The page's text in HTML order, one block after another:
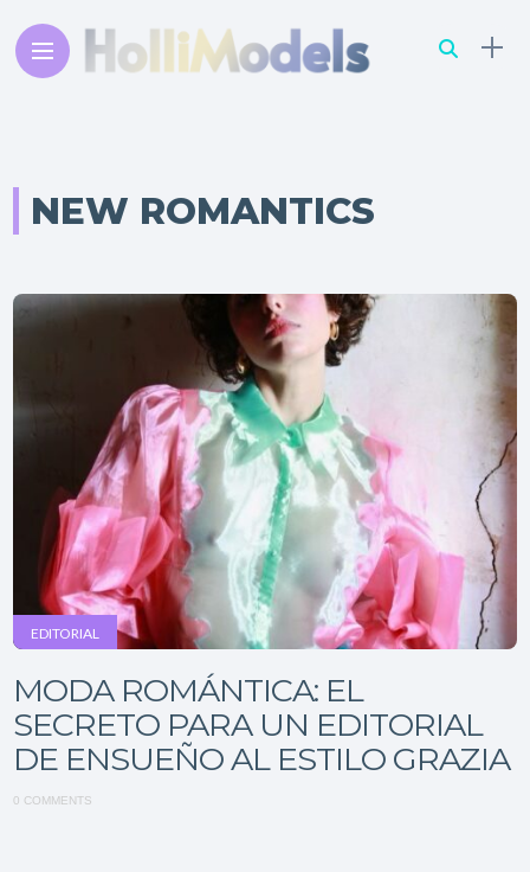
NEW ROMANTICS
EDITORIAL
MODA ROMÁNTICA: EL
SECRETO PARA UN EDITORIAL
DE ENSUEÑO AL ESTILO GRAZIA
0 COMMENTS